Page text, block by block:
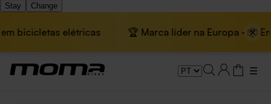
Stay Change
elétricas 🏆 Marca líder na Europa · 📦 Envio×
☰